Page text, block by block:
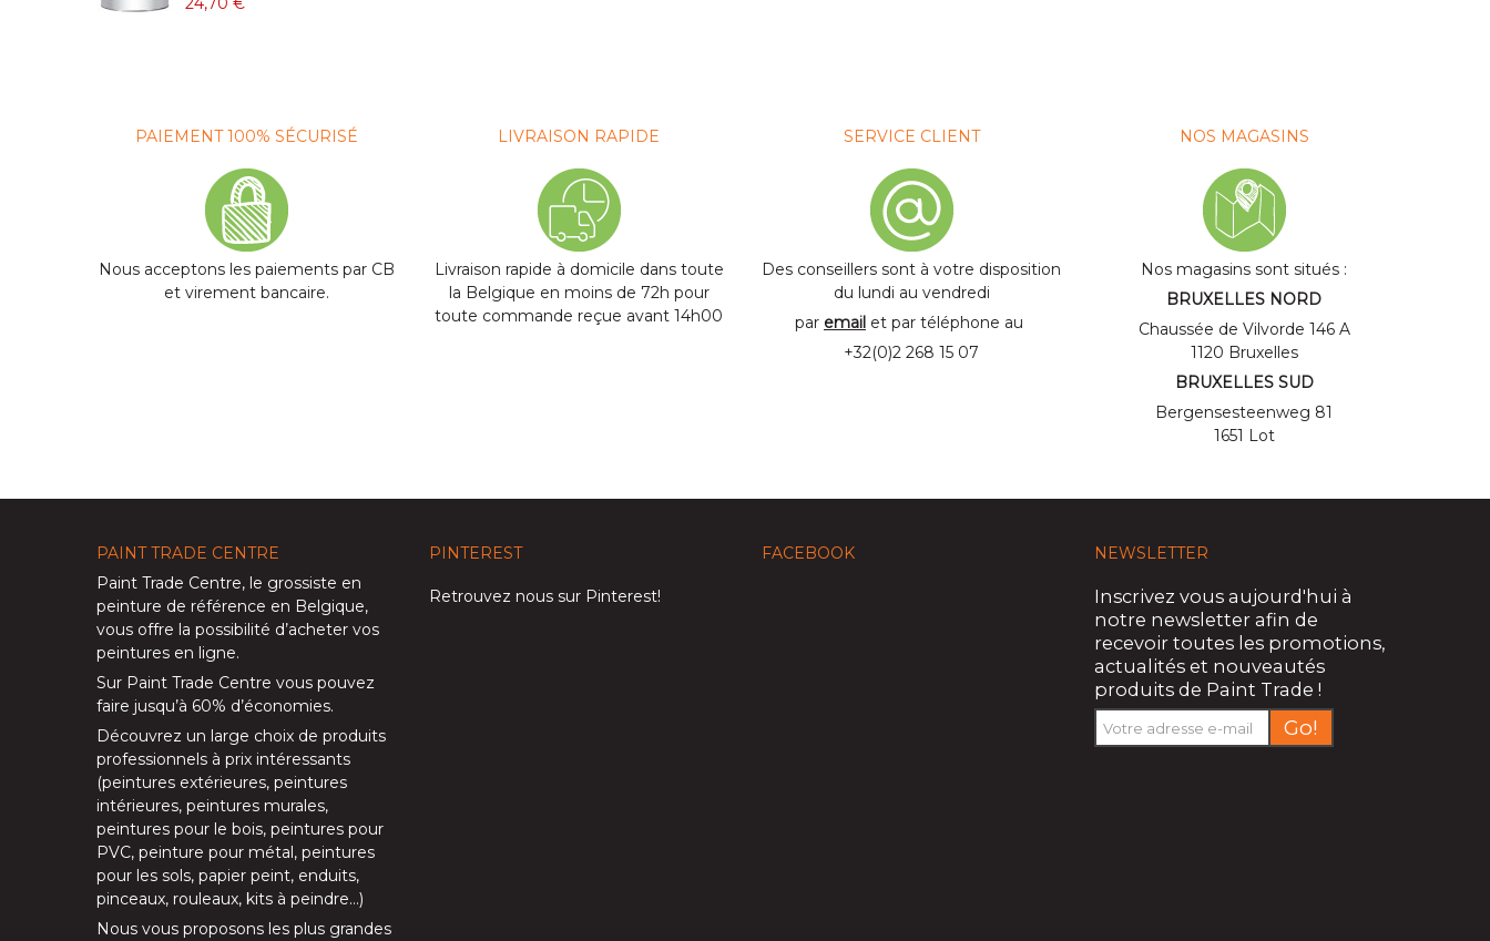
PAIEMENT 100% SÉCURISÉ
Nous acceptons les paiements par CB
et virement bancaire.
LIVRAISON RAPIDE
Livraison rapide à domicile dans toute
la Belgique en moins de 72h pour
toute commande reçue avant 14h00
SERVICE CLIENT
Des conseillers sont à votre disposition
du lundi au vendredi
par email et par téléphone au
+32(0)2 268 15 07
NOS MAGASINS
Nos magasins sont situés :
BRUXELLES NORD
Chaussée de Vilvorde 146 A
1120 Bruxelles
BRUXELLES SUD
Bergensesteenweg 81
1651 Lot
PAINT TRADE CENTRE
Paint Trade Centre, le grossiste en
peinture de référence en Belgique,
vous offre la possibilité d’acheter vos
peintures en ligne.
Sur Paint Trade Centre vous pouvez
faire jusqu’à 60% d’économies.
Découvrez un large choix de produits
professionnels à prix intéressants
(peintures extérieures, peintures
intérieures, peintures murales,
peintures pour le bois, peintures pour
PVC, peinture pour métal, peintures
pour les sols, papier peint, enduits,
pinceaux, rouleaux, kits à peindre…)
Nous vous proposons les plus grandes
PINTEREST
Retrouvez nous sur Pinterest!
FACEBOOK NEWSLETTER
Inscrivez vous aujourd'hui à
notre newsletter afin de
recevoir toutes les promotions,
actualités et nouveautés
produits de Paint Trade !
Go!